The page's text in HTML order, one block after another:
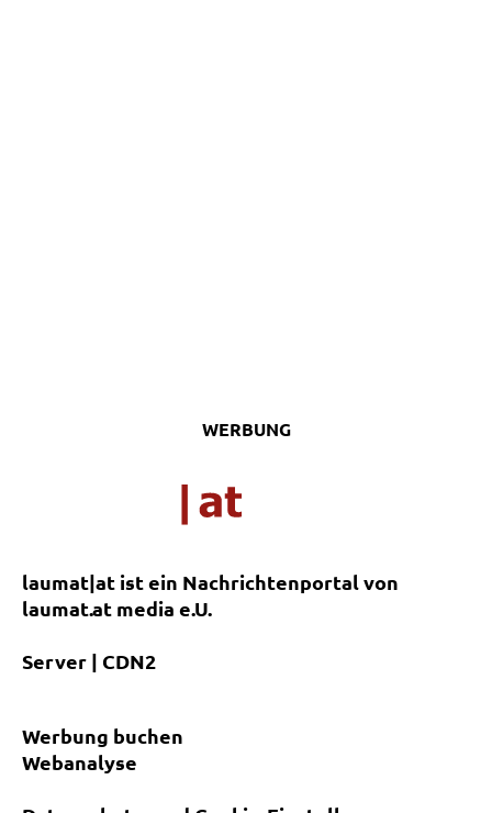
WERBUNG
laumat|at ist ein Nachrichtenportal von
laumat.at media e.U.
Server | CDN2
Werbung buchen
Webanalyse